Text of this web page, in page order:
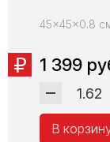
45x45x0.8
1 399
В